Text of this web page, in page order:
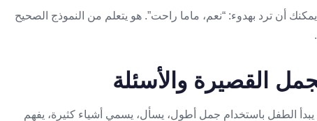
أن ترد بهدوء: “نعم، ماما راحت”. هو يتعلم من النموذج الصحيح
الطفل باستخدام جمل أطول، يسأل، يسمي أشياء كثيرة، يفهم